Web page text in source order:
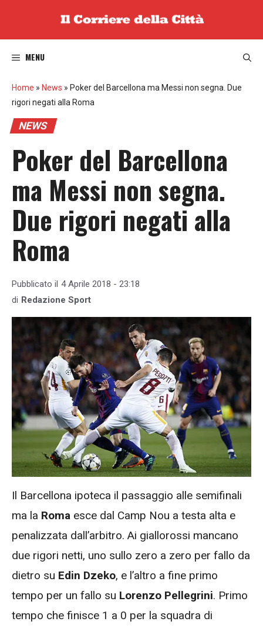
MENU
Home » News » Poker del Barcellona ma Messi non segna. Due
rigori negati alla Roma
NEWS
Poker del Barcellona
ma Messi non segna.
Due rigori negati alla
Roma
Pubblicato il 4 Aprile 2018 - 23:18
di Redazione Sport
Il Barcellona ipoteca il passaggio alle semifinali
ma la Roma esce dal Camp Nou a testa alta e
penalizzata dall’arbitro. Ai giallorossi mancano
due rigori netti, uno sullo zero a zero per fallo da
dietro su Edin Dzeko, e l’altro a fine primo
tempo per un fallo su Lorenzo Pellegrini. Primo
tempo che finisce 1 a 0 per la squadra di